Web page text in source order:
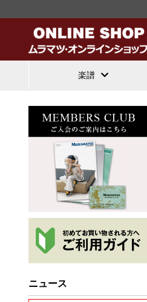
楽譜
ニュース